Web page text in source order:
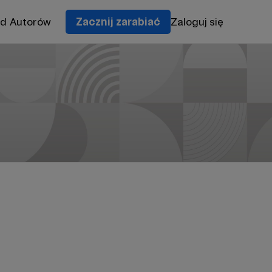
Autorów Zacznij zarabiać Zaloguj się